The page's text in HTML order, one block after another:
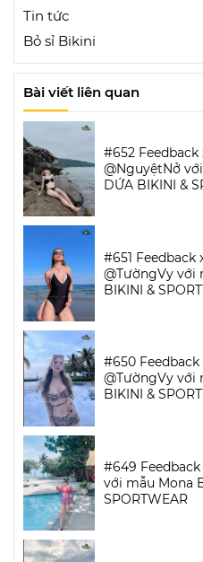
Tin tức
Bỏ sỉ Bikini
Bài viết liên quan
#652
@NguyệtNở
DỨA BIKINI &
#651
@TườngVy với
BIKINI &
#650
@TườngVy với
BIKINI &
#649
với mẫu Mona
SPORTWEAR